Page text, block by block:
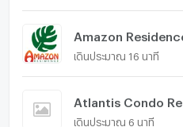
Amazon
เดินประมาณ 16 นาที
เดินประมาณ 6 นาที